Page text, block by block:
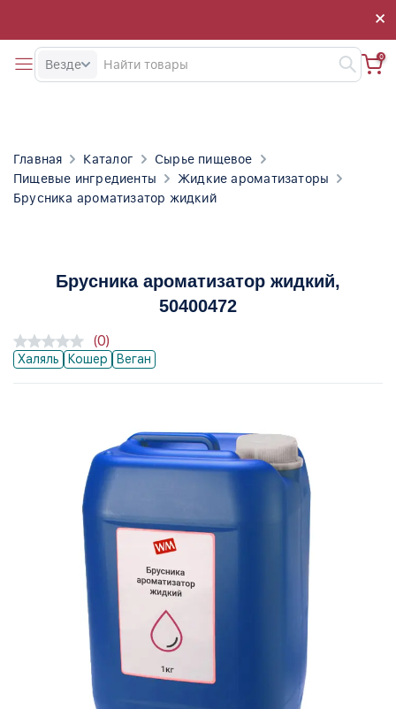
×
×
Везде
0
Главная Каталог
Сырье пищевое
Пищевые ингредиенты
Жидкие ароматизаторы
Брусника ароматизатор жидкий
Брусника ароматизатор жидкий,
50400472
Халяль Кошер Веган
(0)